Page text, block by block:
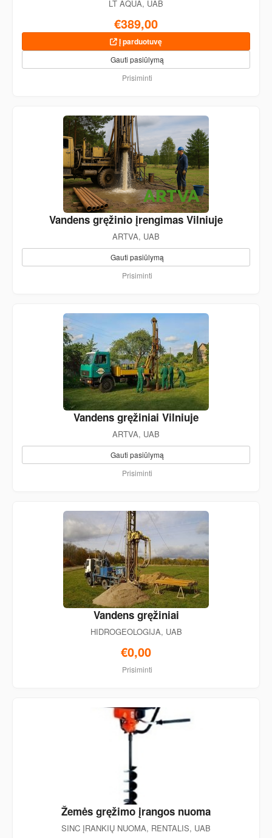
LT AQUA, UAB
€389,00
Į parduotuvę
Gauti pasiūlymą
Prisiminti
Vandens gręžinio įrengimas Vilniuje
ARTVA, UAB
Gauti pasiūlymą
Prisiminti
Vandens gręžiniai Vilniuje
ARTVA, UAB
Gauti pasiūlymą
Prisiminti
Vandens gręžiniai
HIDROGEOLOGIJA, UAB
€0,00
Prisiminti
Žemės gręžimo įrangos nuoma
SINC ĮRANKIŲ NUOMA, RENTALIS, UAB